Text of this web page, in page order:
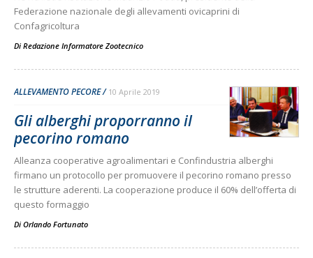
Federazione nazionale degli allevamenti ovicaprini di
Confagricoltura
Di Redazione Informatore Zootecnico
ALLEVAMENTO PECORE 10 Aprile 2019
Gli alberghi proporranno il
pecorino romano
Alleanza cooperative agroalimentari e Confindustria alberghi
firmano un protocollo per promuovere il pecorino romano presso
le strutture aderenti. La cooperazione produce il 60% dell’offerta di
questo formaggio
Di Orlando Fortunato